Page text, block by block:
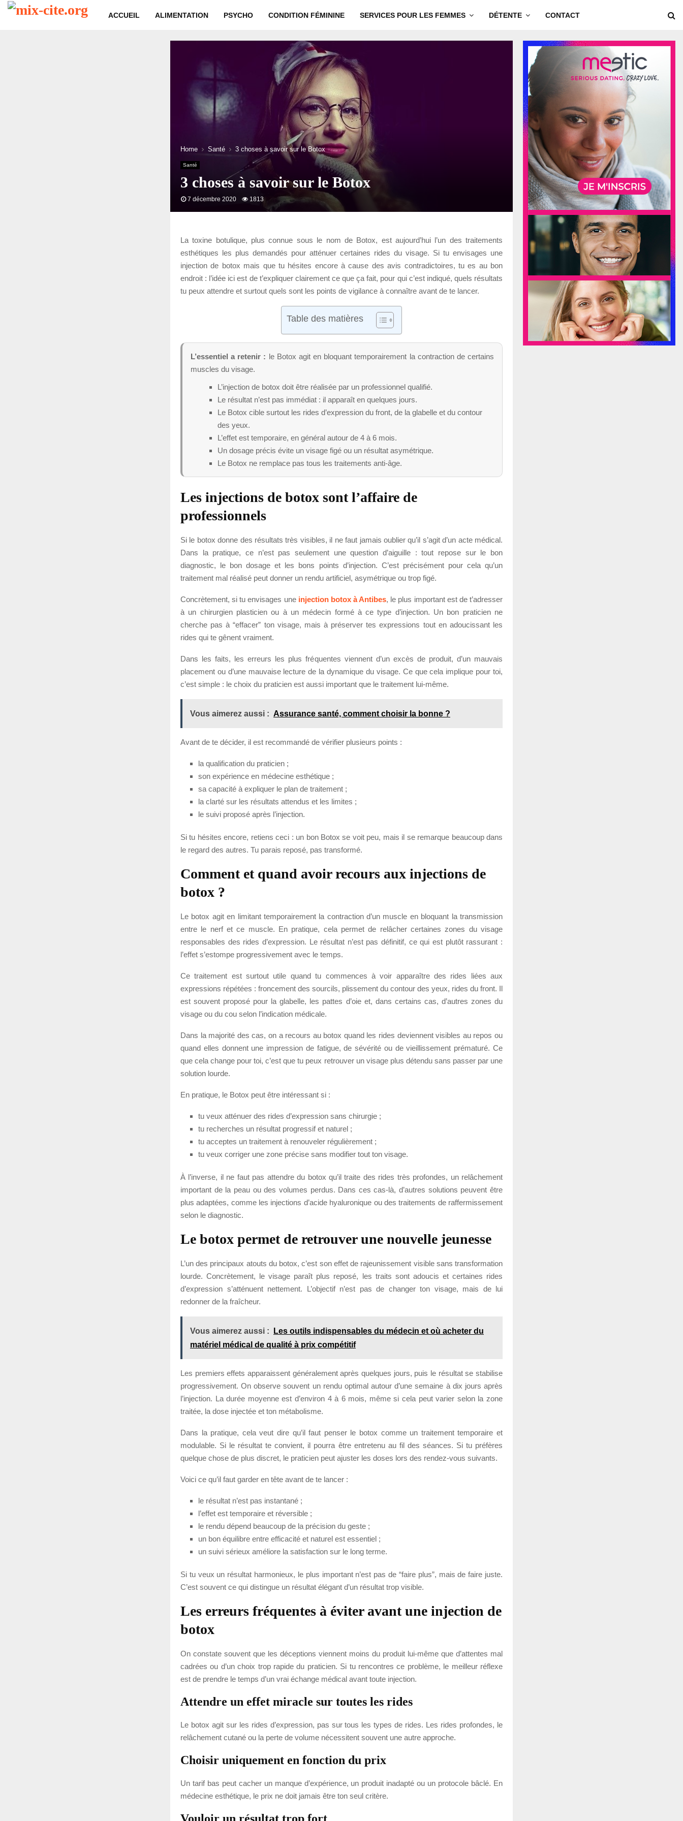
ACCUEIL ALIMENTATION PSYCHO CONDITION FÉMININE SERVICES POUR LES FEMMES DÉTENTE CONTACT
Home Santé 3 choses à savoir sur le Botox
Santé
3 choses à savoir sur le Botox
7 décembre 2020 1813
La toxine botulique, plus connue sous le nom de Botox, est aujourd’hui l’un des traitements
esthétiques les plus demandés pour atténuer certaines rides du visage. Si tu envisages une
injection de botox mais que tu hésites encore à cause des avis contradictoires, tu es au bon
endroit : l’idée ici est de t’expliquer clairement ce que ça fait, pour qui c’est indiqué, quels résultats
tu peux attendre et surtout quels sont les points de vigilance à connaître avant de te lancer.
Table des matières
L’essentiel a retenir : le Botox agit en bloquant temporairement la contraction de certains
muscles du visage.
L’injection de botox doit être réalisée par un professionnel qualifié.
Le résultat n’est pas immédiat : il apparaît en quelques jours.
Le Botox cible surtout les rides d’expression du front, de la glabelle et du contour
des yeux.
L’effet est temporaire, en général autour de 4 à 6 mois.
Un dosage précis évite un visage figé ou un résultat asymétrique.
Le Botox ne remplace pas tous les traitements anti-âge.
Les injections de botox sont l’affaire de
professionnels
Si le botox donne des résultats très visibles, il ne faut jamais oublier qu’il s’agit d’un acte médical.
Dans la pratique, ce n’est pas seulement une question d’aiguille : tout repose sur le bon
diagnostic, le bon dosage et les bons points d’injection. C’est précisément pour cela qu’un
traitement mal réalisé peut donner un rendu artificiel, asymétrique ou trop figé.
Concrètement, si tu envisages une injection botox à Antibes, le plus important est de t’adresser
à un chirurgien plasticien ou à un médecin formé à ce type d’injection. Un bon praticien ne
cherche pas à “effacer” ton visage, mais à préserver tes expressions tout en adoucissant les
rides qui te gênent vraiment.
Dans les faits, les erreurs les plus fréquentes viennent d’un excès de produit, d’un mauvais
placement ou d’une mauvaise lecture de la dynamique du visage. Ce que cela implique pour toi,
c’est simple : le choix du praticien est aussi important que le traitement lui-même.
Vous aimerez aussi : Assurance santé, comment choisir la bonne ?
Avant de te décider, il est recommandé de vérifier plusieurs points :
la qualification du praticien ;
son expérience en médecine esthétique ;
sa capacité à expliquer le plan de traitement ;
la clarté sur les résultats attendus et les limites ;
le suivi proposé après l’injection.
Si tu hésites encore, retiens ceci : un bon Botox se voit peu, mais il se remarque beaucoup dans
le regard des autres. Tu parais reposé, pas transformé.
Comment et quand avoir recours aux injections de
botox ?
Le botox agit en limitant temporairement la contraction d’un muscle en bloquant la transmission
entre le nerf et ce muscle. En pratique, cela permet de relâcher certaines zones du visage
responsables des rides d’expression. Le résultat n’est pas définitif, ce qui est plutôt rassurant :
l’effet s’estompe progressivement avec le temps.
Ce traitement est surtout utile quand tu commences à voir apparaître des rides liées aux
expressions répétées : froncement des sourcils, plissement du contour des yeux, rides du front. Il
est souvent proposé pour la glabelle, les pattes d’oie et, dans certains cas, d’autres zones du
visage ou du cou selon l’indication médicale.
Dans la majorité des cas, on a recours au botox quand les rides deviennent visibles au repos ou
quand elles donnent une impression de fatigue, de sévérité ou de vieillissement prématuré. Ce
que cela change pour toi, c’est que tu peux retrouver un visage plus détendu sans passer par une
solution lourde.
En pratique, le Botox peut être intéressant si :
tu veux atténuer des rides d’expression sans chirurgie ;
tu recherches un résultat progressif et naturel ;
tu acceptes un traitement à renouveler régulièrement ;
tu veux corriger une zone précise sans modifier tout ton visage.
À l’inverse, il ne faut pas attendre du botox qu’il traite des rides très profondes, un relâchement
important de la peau ou des volumes perdus. Dans ces cas-là, d’autres solutions peuvent être
plus adaptées, comme les injections d’acide hyaluronique ou des traitements de raffermissement
selon le diagnostic.
Le botox permet de retrouver une nouvelle jeunesse
L’un des principaux atouts du botox, c’est son effet de rajeunissement visible sans transformation
lourde. Concrètement, le visage paraît plus reposé, les traits sont adoucis et certaines rides
d’expression s’atténuent nettement. L’objectif n’est pas de changer ton visage, mais de lui
redonner de la fraîcheur.
Vous aimerez aussi :
Les outils indispensables du médecin et où acheter du
matériel médical de qualité à prix compétitif
Les premiers effets apparaissent généralement après quelques jours, puis le résultat se stabilise
progressivement. On observe souvent un rendu optimal autour d’une semaine à dix jours après
l’injection. La durée moyenne est d’environ 4 à 6 mois, même si cela peut varier selon la zone
traitée, la dose injectée et ton métabolisme.
Dans la pratique, cela veut dire qu’il faut penser le botox comme un traitement temporaire et
modulable. Si le résultat te convient, il pourra être entretenu au fil des séances. Si tu préfères
quelque chose de plus discret, le praticien peut ajuster les doses lors des rendez-vous suivants.
Voici ce qu’il faut garder en tête avant de te lancer :
le résultat n’est pas instantané ;
l’effet est temporaire et réversible ;
le rendu dépend beaucoup de la précision du geste ;
un bon équilibre entre efficacité et naturel est essentiel ;
un suivi sérieux améliore la satisfaction sur le long terme.
Si tu veux un résultat harmonieux, le plus important n’est pas de “faire plus”, mais de faire juste.
C’est souvent ce qui distingue un résultat élégant d’un résultat trop visible.
Les erreurs fréquentes à éviter avant une injection de
botox
On constate souvent que les déceptions viennent moins du produit lui-même que d’attentes mal
cadrées ou d’un choix trop rapide du praticien. Si tu rencontres ce problème, le meilleur réflexe
est de prendre le temps d’un vrai échange médical avant toute injection.
Attendre un effet miracle sur toutes les rides
Le botox agit sur les rides d’expression, pas sur tous les types de rides. Les rides profondes, le
relâchement cutané ou la perte de volume nécessitent souvent une autre approche.
Choisir uniquement en fonction du prix
Un tarif bas peut cacher un manque d’expérience, un produit inadapté ou un protocole bâclé. En
médecine esthétique, le prix ne doit jamais être ton seul critère.
Vouloir un résultat trop fort